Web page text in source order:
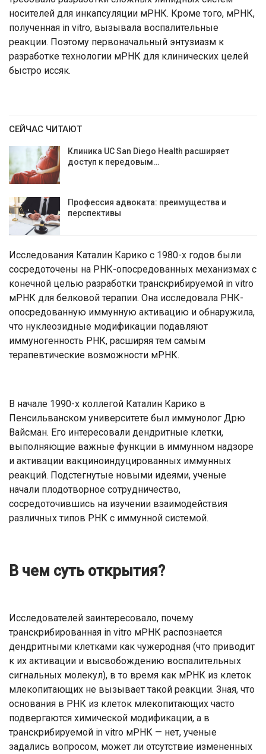
носителей для инкапсуляции мРНК. Кроме того, мРНК,
полученная in vitro, вызывала воспалительные
реакции. Поэтому первоначальный энтузиазм к
разработке технологии мРНК для клинических целей
быстро иссяк.
СЕЙЧАС ЧИТАЮТ
Клиника UC San Diego Health расширяет
доступ к передовым…
Профессия адвоката: преимущества и
перспективы
Исследования Каталин Карико с 1980-х годов были
сосредоточены на РНК-опосредованных механизмах с
конечной целью разработки транскрибируемой in vitro
мРНК для белковой терапии. Она исследовала РНК-
опосредованную иммунную активацию и обнаружила,
что нуклеозидные модификации подавляют
иммуногенность РНК, расширяя тем самым
терапевтические возможности мРНК.
В начале 1990-х коллегой Каталин Карико в
Пенсильванском университете был иммунолог Дрю
Вайсман. Его интересовали дендритные клетки,
выполняющие важные функции в иммунном надзоре
и активации вакциноиндуцированных иммунных
реакций. Подстегнутые новыми идеями, ученые
начали плодотворное сотрудничество,
сосредоточившись на изучении взаимодействия
различных типов РНК с иммунной системой.
В чем суть открытия?
Исследователей заинтересовало, почему
транскрибированная in vitro мРНК распознается
дендритными клетками как чужеродная (что приводит
к их активации и высвобождению воспалительных
сигнальных молекул), в то время как мРНК из клеток
млекопитающих не вызывает такой реакции. Зная, что
основания в РНК из клеток млекопитающих часто
подвергаются химической модификации, а в
транскрибируемой in vitro мРНК — нет, ученые
задались вопросом, может ли отсутствие измененных